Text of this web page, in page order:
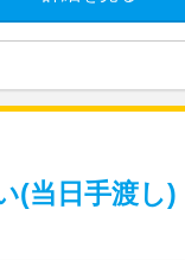
(当日手渡し)